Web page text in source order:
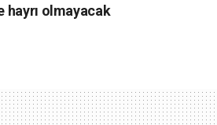
hayrı olmayacak